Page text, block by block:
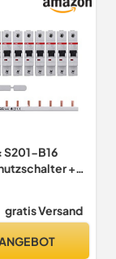
S201-B16
+
gratis Versand